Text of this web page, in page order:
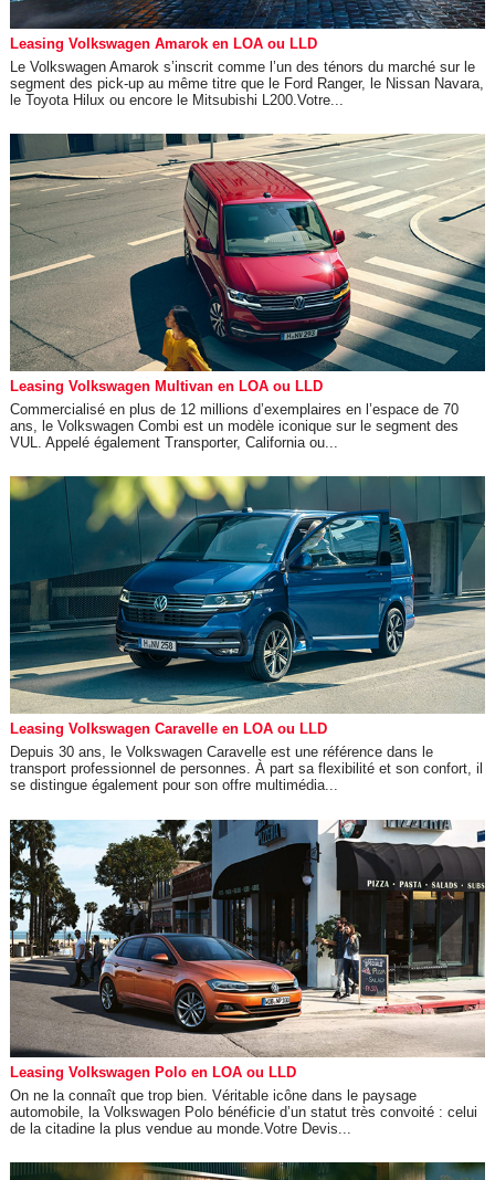
Leasing Volkswagen Amarok en LOA ou LLD
Le Volkswagen Amarok s’inscrit comme l’un des ténors du marché sur le
segment des pick-up au même titre que le Ford Ranger, le Nissan Navara,
le Toyota Hilux ou encore le Mitsubishi L200.Votre...
Leasing Volkswagen Multivan en LOA ou LLD
Commercialisé en plus de 12 millions d’exemplaires en l’espace de 70
ans, le Volkswagen Combi est un modèle iconique sur le segment des
VUL. Appelé également Transporter, California ou...
Leasing Volkswagen Caravelle en LOA ou LLD
Depuis 30 ans, le Volkswagen Caravelle est une référence dans le
transport professionnel de personnes. À part sa flexibilité et son confort, il
se distingue également pour son offre multimédia...
Leasing Volkswagen Polo en LOA ou LLD
On ne la connaît que trop bien. Véritable icône dans le paysage
automobile, la Volkswagen Polo bénéficie d’un statut très convoité : celui
de la citadine la plus vendue au monde.Votre Devis...